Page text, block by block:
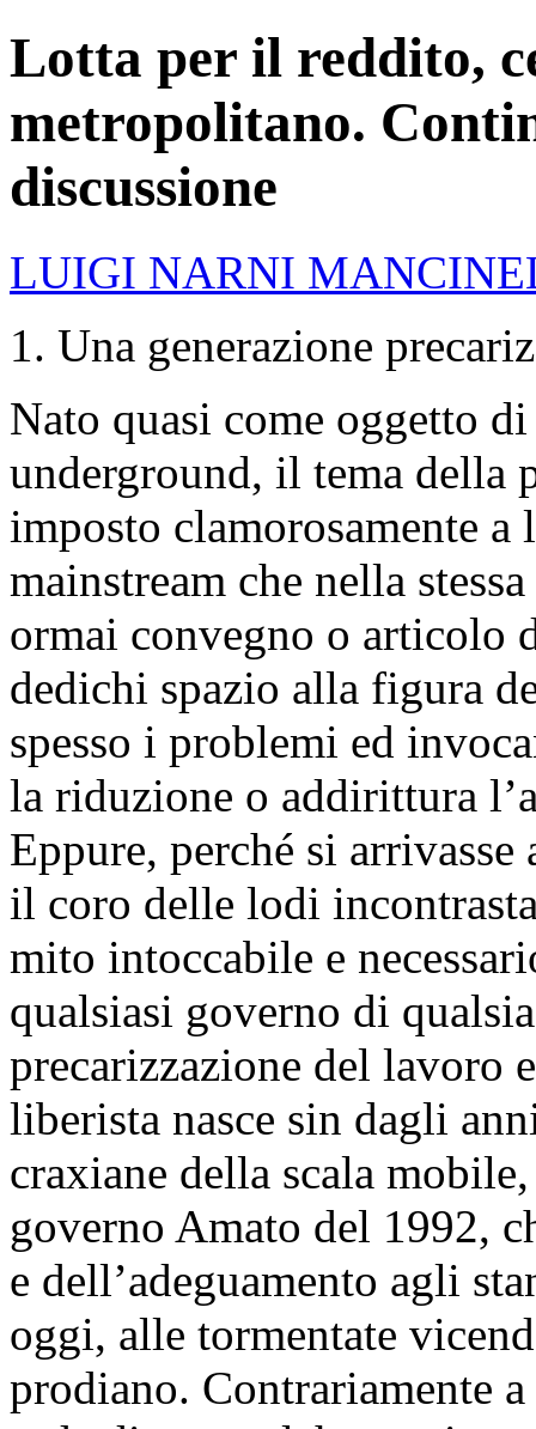
Lotta per il reddito,
metropolitano.
discussione
LUIGI NARNI
1. Una generazione
Nato quasi come oggetto
underground, il tema della
imposto clamorosamente
mainstream che nella
ormai convegno o articolo
dedichi spazio alla figura
spesso i problemi ed
la riduzione o addirittura
Eppure, perché si
il coro delle lodi
mito intoccabile e
qualsiasi governo di
precarizzazione del lavoro
liberista nasce sin dagli
craxiane della scala
governo Amato del 1992,
e dell’adeguamento agli
oggi, alle tormentate
prodiano. Contrariamente